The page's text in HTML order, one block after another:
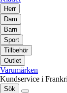
Herr
Dam
Barn
Sport
Tillbehör
Outlet
Varumärken
Kundservice i
Sök